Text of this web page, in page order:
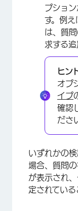
プショ
す。例え
は、質
求する追
ヒン
オプ
イプ
確認
ださ
いずれかの
場合、質問
が表示され
定されている